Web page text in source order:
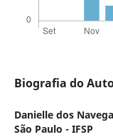
Biografia do
Danielle dos
São Paulo - IFSP